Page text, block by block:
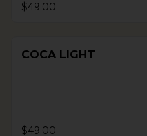
$49.00
COCA LIGHT
$49.00